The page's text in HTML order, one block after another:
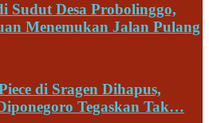
Sudut Desa Probolinggo,
Menemukan Jalan Pulang
di Sragen Dihapus,
Tegaskan Tak…